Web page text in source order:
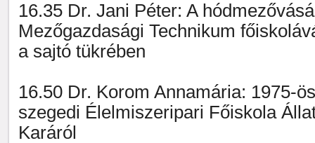
16.35 Dr. Jani Péter: A
Mezőgazdasági Technikum
a sajtó tükrében
16.50 Dr. Korom Annamária: 1975-
szegedi Élelmiszeripari Főiskola
Karáról